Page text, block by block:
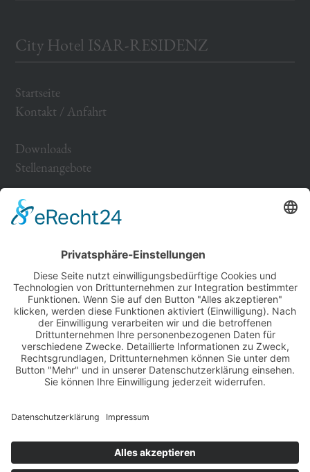
City Hotel ISAR-RESIDENZ
Startseite
Kontakt / Anfahrt
Downloads
Stellenangebote
Impressum
Datenschutz
Papiererstraße 6
D-84034 Landshut
Germany
Tel. +49 871 430 570
Fax +49 871 430 5799
info@isar-residenz.de
Please select your language: